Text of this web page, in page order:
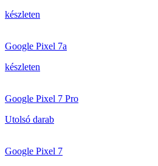
készleten
Google Pixel 7a
készleten
Google Pixel 7 Pro
Utolsó darab
Google Pixel 7